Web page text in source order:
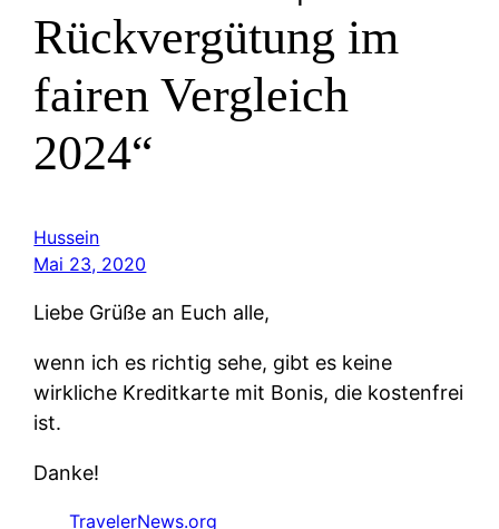
Rückvergütung im
fairen Vergleich
2024“
Hussein
Mai 23, 2020
Liebe Grüße an Euch alle,
wenn ich es richtig sehe, gibt es keine
wirkliche Kreditkarte mit Bonis, die kostenfrei
ist.
Danke!
TravelerNews.org